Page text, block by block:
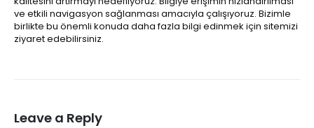
ve etkili navigasyon sağlanması amacıyla çalışıyoruz. Bizimle
birlikte bu önemli konuda daha fazla bilgi edinmek için sitemizi
ziyaret edebilirsiniz.
Leave a Reply